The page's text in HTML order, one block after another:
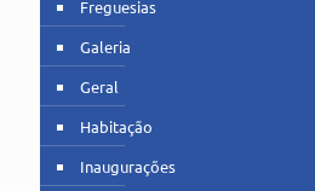
Freguesias
Galeria
Geral
Habitação
Inaugurações